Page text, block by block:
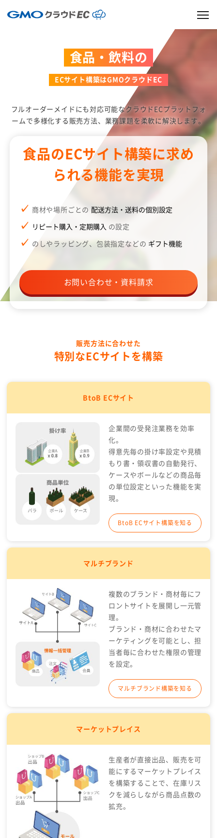
食品・飲料の
ECサイト構築はGMOクラウドEC
フルオーダーメイドにも対応可能なクラウドECプラットフォ
ームで多様化する販売方法、業務課題を柔軟に解決します。
食品のECサイト構築に求め
られる機能を実現
商材や場所ごとの 配送方法・送料の個別設定
リピート購入・定期購入 の設定
のしやラッピング、包装指定などの ギフト機能
お問い合わせ・資料請求
販売方法に合わせた
特別なECサイトを構築
BtoB ECサイト
企業間の受発注業務を効率
化。
得意先毎の掛け率設定や見積
もり書・領収書の自動発行、
ケースやボールなどの商品毎
の単位設定といった機能を実
現。
BtoB ECサイト構築を知る
マルチブランド
複数のブランド・商材毎にフ
ロントサイトを展開し一元管
理。
ブランド・商材に合わせたマ
ーケティングを可能とし、担
当者毎に合わせた権限の管理
を設定。
マルチブランド構築を知る
マーケットプレイス
生産者が直接出品、販売を可
能にするマーケットプレイス
を構築することで、在庫リス
クを減らしながら商品点数の
拡充。